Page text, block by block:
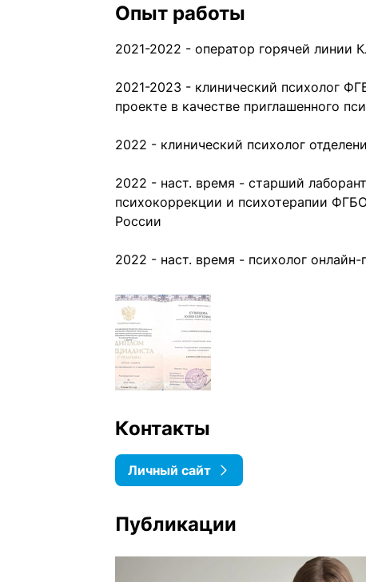
Опыт работы
2021-2022 - оператор горячей линии
2021-2023 - клинический психолог
проекте в качестве приглашенного
2022 - клинический психолог
2022 - наст. время - старший
психокоррекции и психотерапии
России
2022 - наст. время - психолог
Контакты
Личный сайт
Публикации